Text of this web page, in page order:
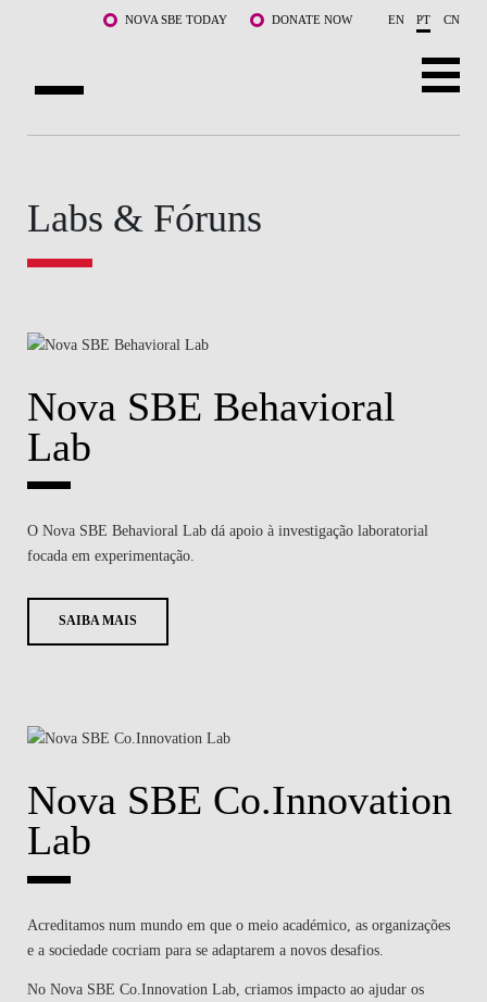
Saltar para o conteúdo principalNOVA SBE TODAY DONATE NOW EN PT CN
LIFE AT NOVA SBE
WHAT'S HAPPENING
Labs & Fóruns
Nova SBE Behavioral
Lab
O Nova SBE Behavioral Lab dá apoio à investigação laboratorial
focada em experimentação.
SAIBA MAIS
Nova SBE Co.Innovation
Lab
Acreditamos num mundo em que o meio académico, as organizações
e a sociedade cocriam para se adaptarem a novos desafios.
No Nova SBE Co.Innovation Lab, criamos impacto ao ajudar os